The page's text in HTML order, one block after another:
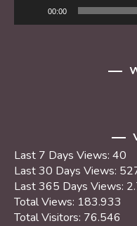
00:00
Last 7 Days Views: 40
Last 30 Days Views:
Last 365 Days Views:
Total Views: 183.933
Total Visitors: 76.546